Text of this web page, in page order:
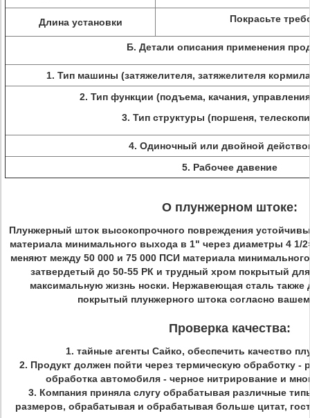
Длина установки Покрасьте
Б. Детали описания применения
1. Тип машины (затяжелителя, затяжелителя
2. Тип функции (подъема, качания,
3. Тип структуры (поршеня,
4. Одиночный или двойной
5. Рабочее давение
О плунжерном штоке:
Плунжерный шток высокопрочного повреждения
материала минимального выхода в 1" через диаметры 4
меняют между 50 000 и 75 000 ПСИ материала
затвердетый до 50-55 РК и трудный хром покрытый
максимальную жизнь носки. Нержавеющая сталь также
покрытый плунжерного штока согласно
Проверка качества:
1. тайные агенты Сайко, обеспечить качество
2. Продукт должен пойти через термическую обработку -
обработка автомобиля - черное нитрирование и
3. Компания приняла слугу обрабатывая различные
размеров, обрабатывая и обрабатывая больше цитат,